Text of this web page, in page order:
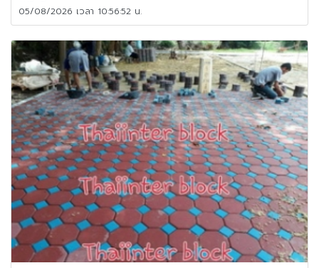
05/08/2026 เวลา 10:56:52 น.